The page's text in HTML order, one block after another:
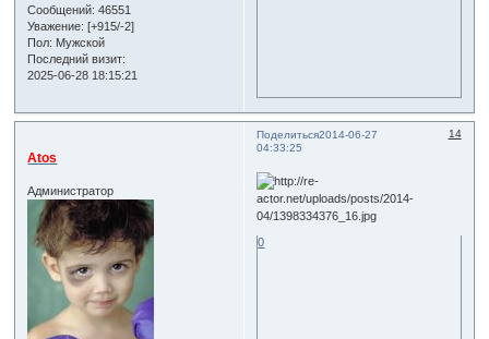
Сообщений: 46551
Уважение: [+915/-2]
Пол: Мужской
Последний визит:
2025-06-28 18:15:21
Поделиться 14
2014-06-27
04:33:25
Atos
Администратор
0